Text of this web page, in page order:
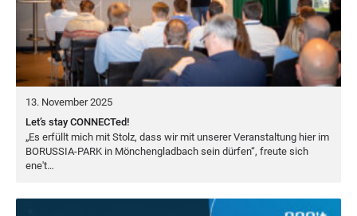
13. November 2025
Let’s stay CONNECTed!
„Es erfüllt mich mit Stolz, dass wir mit unse­rer Ver­an­stal­tung hier im
BORUS­SIA-PARK in Mön­chen­glad­bach sein dür­fen“, freu­te sich
ene't…